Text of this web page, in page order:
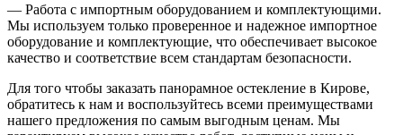
— Работа с импортным оборудованием и комплектующими.
Мы используем только проверенное и надежное импортное
оборудование и комплектующие, что обеспечивает высокое
качество и соответствие всем стандартам безопасности.
Для того чтобы заказать панорамное остекление в Кирове,
обратитесь к нам и воспользуйтесь всеми преимуществами
нашего предложения по самым выгодным ценам. Мы